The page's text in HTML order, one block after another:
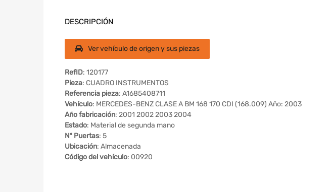
DESCRIPCIÓN
Ver vehículo de origen y sus piezas
RefID: 120177
Pieza: CUADRO INSTRUMENTOS
Referencia pieza: A1685408711
Vehículo: MERCEDES-BENZ CLASE A BM 168 170 CDI (168.009) Año: 2003
Año fabricación: 2001 2002 2003 2004
Estado: Material de segunda mano
Nº Puertas: 5
Ubicación: Almacenada
Código del vehículo: 00920